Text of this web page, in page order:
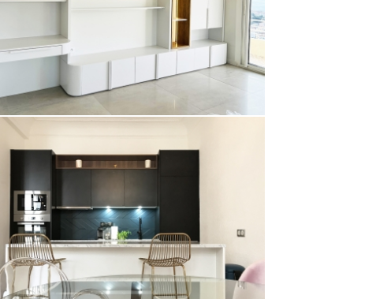
TRANSFORMATION APPARTEMENT
Appartement